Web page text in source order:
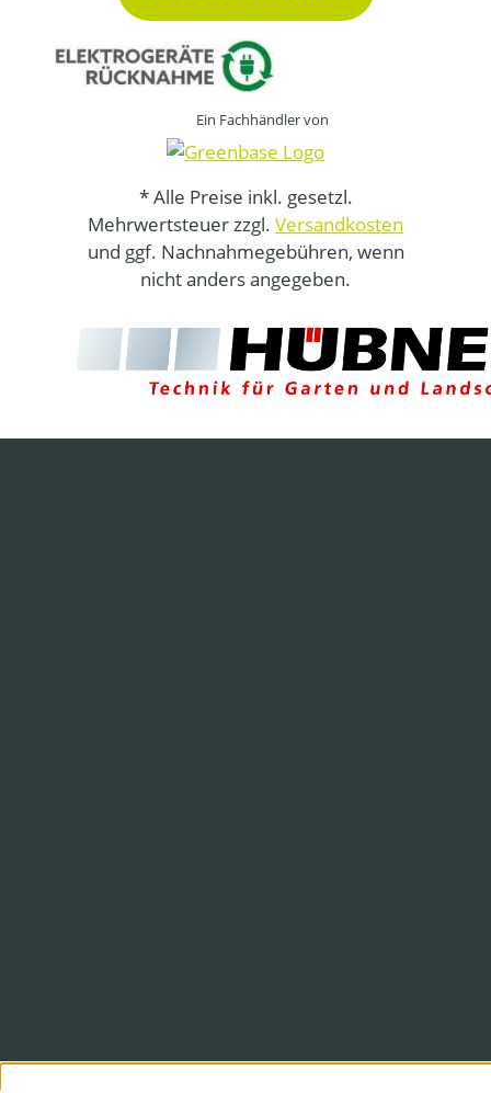
Ein Fachhändler von
* Alle Preise inkl. gesetzl.
Mehrwertsteuer zzgl. Versandkosten
und ggf. Nachnahmegebühren, wenn
nicht anders angegeben.